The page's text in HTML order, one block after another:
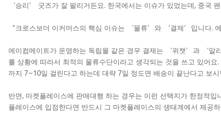
‘승리’ 굿즈가 잘 팔리거든요. 한국에서는 이슈가 있었는데, 중국
“크로스보더 이커머스의 핵심 이슈는 ‘물류’와 ‘결제’입니다.
에이컴메이트가 운영하는 독립몰 같은 경우 결제는 ‘위챗’과 ‘알
를 상황에 따라서 최적의 물류수단이라고 생각되는 것을 쓰고 있어
까지 7~10일 걸린다고 하는데 대략 7일 정도면 배송이 끝난다고 보
반면, 마켓플레이스에 판매대행 하는 경우는 이런 선택지가 한정적
플레이스에 입점한다면 반드시 그 마켓플레이스의 생태계에서 제